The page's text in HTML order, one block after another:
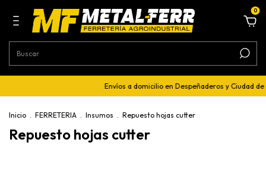
0
Envíos a domicilio en Despeñaderos y Ciudad de
Inicio . FERRETERIA . Insumos . Repuesto hojas cutter
Repuesto hojas cutter